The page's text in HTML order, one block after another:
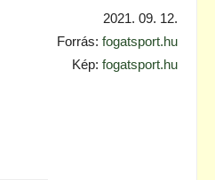
2021. 09. 12.
Forrás: fogatsport.hu
Kép: fogatsport.hu